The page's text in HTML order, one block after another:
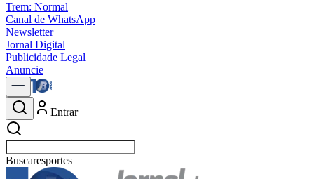
Trem: Normal
Canal de WhatsApp
Newsletter
Jornal Digital
Publicidade Legal
Anuncie
Entrar
Buscarp